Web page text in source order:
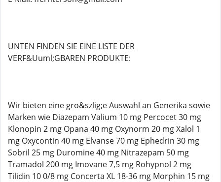
UNTEN FINDEN SIE EINE LISTE DER
VERF&Uuml;GBAREN PRODUKTE:
Wir bieten eine gro&szlig;e Auswahl an Generika sowie
Marken wie Diazepam Valium 10 mg Percocet 30 mg
Klonopin 2 mg Opana 40 mg Oxynorm 20 mg Xalol 1
mg Oxycontin 40 mg Elvanse 70 mg Ephedrin 30 mg
Sobril 25 mg Duromine 40 mg Nitrazepam 50 mg
Tramadol 200 mg Imovane 7,5 mg Rohypnol 2 mg
Tilidin 10 0/8 mg Concerta XL 18-36 mg Morphin 15 mg